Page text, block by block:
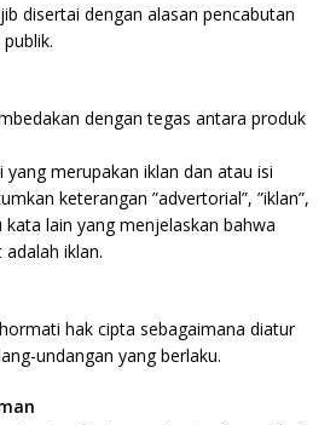
disertai dengan alasan pencabutan
dengan tegas antara produk
merupakan iklan dan atau isi
keterangan ”advertorial”, ”iklan”,
kata lain yang menjelaskan bahwa
iklan.
hak cipta sebagaimana diatur
undangan yang berlaku.